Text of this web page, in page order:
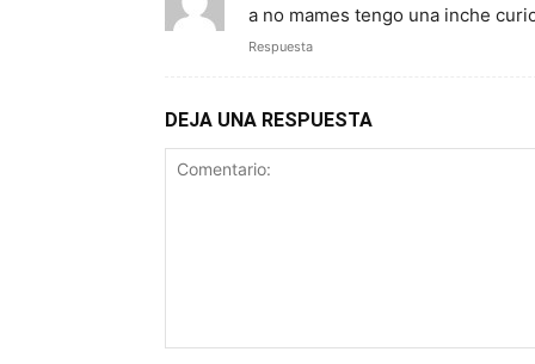
a no mames tengo una inche
Respuesta
DEJA UNA RESPUESTA